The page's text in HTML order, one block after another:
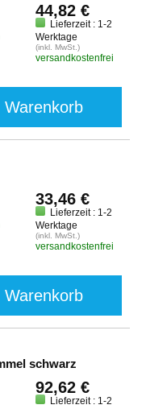
44,82 €
Lieferzeit : 1-2
Werktage
(inkl. MwSt.)
versandkostenfrei
Warenkorb
33,46 €
Lieferzeit : 1-2
Werktage
(inkl. MwSt.)
versandkostenfrei
Warenkorb
43449016 BK, Trommel schwarz
92,62 €
Lieferzeit : 1-2